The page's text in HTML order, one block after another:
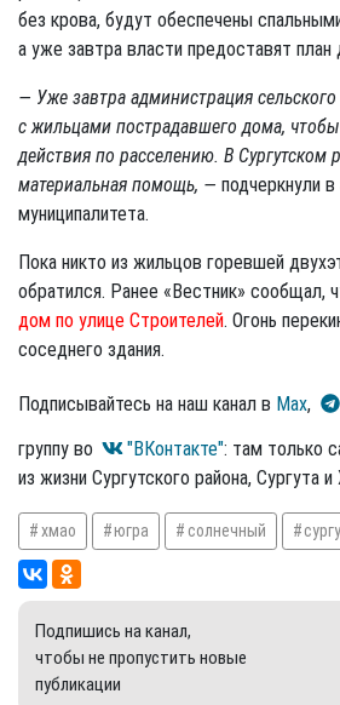
без крова, будут обеспечены
а уже завтра власти предоставят план
— Уже завтра администрация сельского
с жильцами пострадавшего дома,
действия по расселению. В Сургутском
материальная помощь, — подчеркнули
муниципалитета.
Пока никто из жильцов горевшей
обратился. Ранее «Вестник» сообщал,
дом по улице Строителей. Огонь
соседнего здания.
Подписывайтесь на наш канал в Max,
группу во
"ВКонтакте": там только
из жизни Сургутского района, Сургута
хмао югра солнечный
Подпишись на канал,
чтобы не пропустить новые
публикации